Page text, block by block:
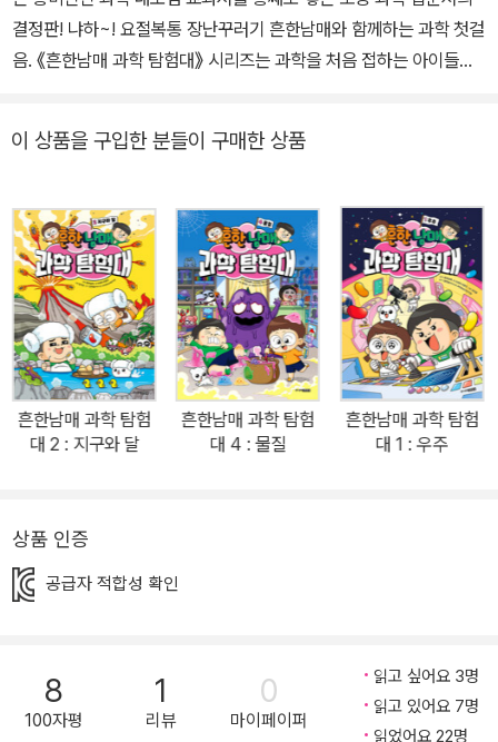
결정판! 냐하~! 요절복통 장난꾸러기 흔한남매와 함께하는 과학 첫걸
음. 《흔한남매 과학 탐험대》 시리즈는 과학을 처음 접하는 아이들이
을 여행하며 쉽고 재미있게 과학 지식을 배운다. 초등학교 과학 교과
나라 관련 정보들을 더했다. 흔한남매와 함께라면 학교에서 처음 배
우는 과학이 두렵지 않다! 흥미진진했던 지구와 달 탐험에 이어 이번
엔 우리 몸속을 들어가 본다. 새로운 젤리의 기운이 느껴지는 곳은 뜻
밖에도 인기 절정의 반려견 훈련사 몸속. 스칼렛 박사와 남매는 젤리
를 찾아 훈련사 몸속으로 탐험을 떠난다. 새로 등장한 간식단 멤버 바
닐라는 기존 멤버와는 다르게 철저한 계획하에 남매의 탐험 계획을
알아내고 남매를 교묘하게 방해한다. 하지만 훈련사 몸속 어디에도
젤리는 보이지 않는데…. 출판사 리뷰 1. 최고의 과학 입문서를 만들기
성하기 위해 각 분야 최고의 전문가들이 모였어요. 기획과 감수는 카
진이 맡았습니다. 물리, 화학, 생명과학, 지구과학 전공자로 구성된 연
있게 전달하기 위해 웹툰 작가가 재미있는 이야기를 만들었고, 과학
을 전공한 전문 작가가 학습 내용을 체크하며 이야기를 보완하였습니
이 상품을 구입한 분들이 구매한 상품
흔한남매 과학 탐험
대 2 : 지구와 달
흔한남매 과학 탐험
대 4 : 물질
흔한남매 과학 탐험
대 1 : 우주
상품 인증
공급자 적합성 확인
8
100자평
1
리뷰
0
마이페이퍼
읽고 싶어요 3명
읽고 있어요 7명
읽었어요 22명